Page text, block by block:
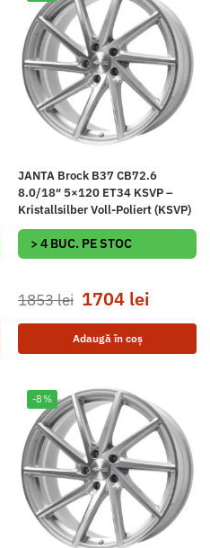
JANTA Brock B37 CB72.6
8.0/18″ 5×120 ET34 KSVP –
Kristallsilber Voll-Poliert (KSVP)
> 4 BUC. PE STOC
1853lei 1704 lei
Adaugă în coș
-8%